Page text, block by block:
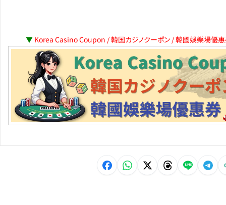
▼ Korea Casino Coupon / 韓国カジノクーポン / 韓國娛樂場優